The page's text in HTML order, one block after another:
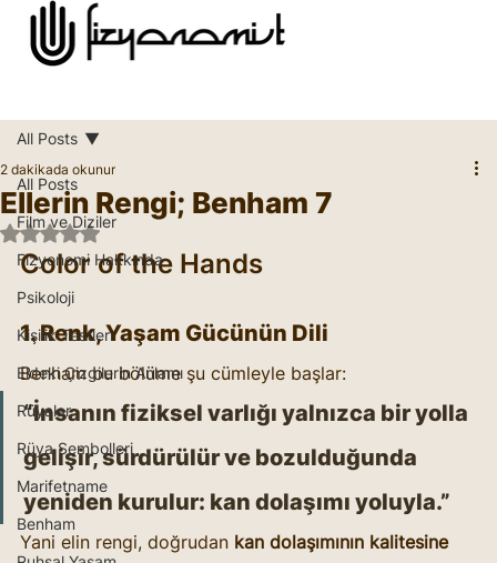
All Posts
Film ve Diziler
Fizyonomi Hakkında
Psikoloji
Kişilik Testleri
Eldeki Çizgilerin Anlamı
Rüyalar
Rüya Sembolleri
Marifetname
Benham
All Posts
Ellerin Rengi; Benham 7
2 dakikada okunur
5 üzerinden NaN yıldız
Color of the Hands
1. Renk, Yaşam Gücünün Dili
Benham bu bölüme şu cümleyle başlar:
“İnsanın fiziksel varlığı yalnızca bir yolla
gelişir, sürdürülür ve bozulduğunda
yeniden kurulur: kan dolaşımı yoluyla.”
Yani elin rengi, doğrudan kan dolaşımının kalitesine